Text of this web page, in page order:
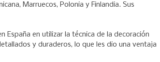
Marruecos, Polonia y Finlandia. Sus
España en utilizar la técnica de la decoración
y duraderos, lo que les dio una ventaja